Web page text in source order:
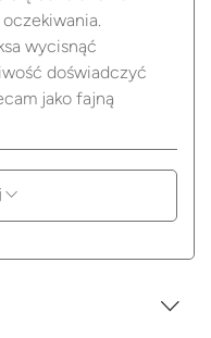
wycisnąć
doświadczyć
jako fajną